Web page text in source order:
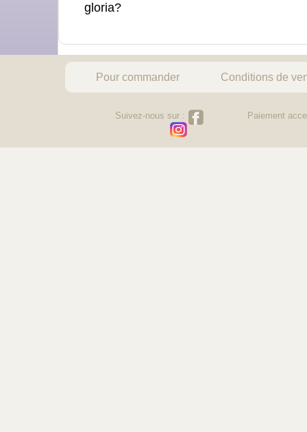
gloria?
Pour commander Conditions de
Suivez-nous sur : Paiement